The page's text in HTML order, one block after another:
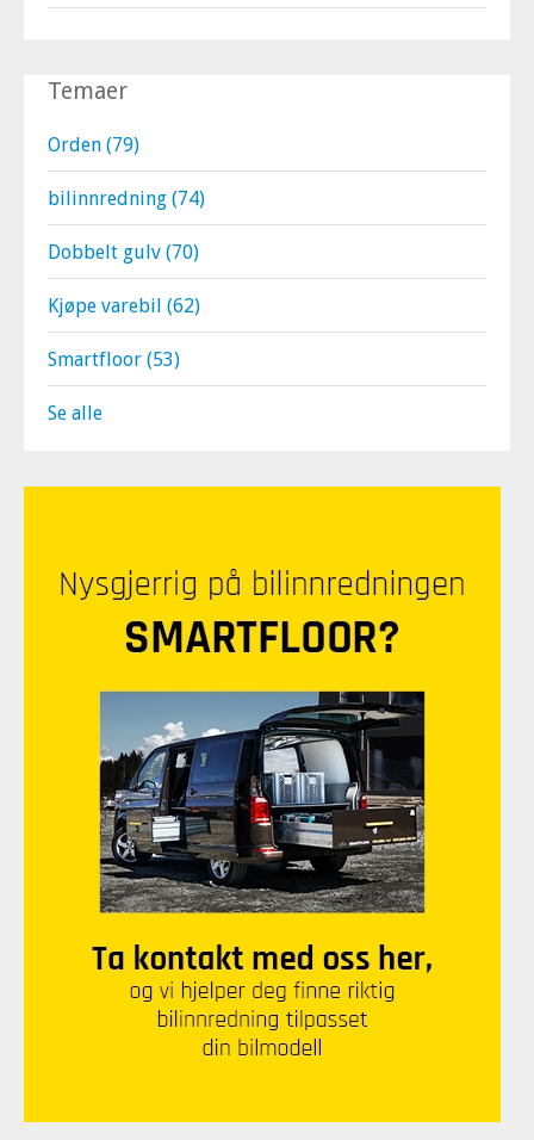
Temaer
Orden (79)
bilinnredning (74)
Dobbelt gulv (70)
Kjøpe varebil (62)
Smartfloor (53)
Se alle